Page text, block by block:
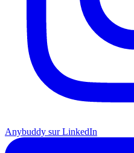
Anybuddy sur LinkedIn